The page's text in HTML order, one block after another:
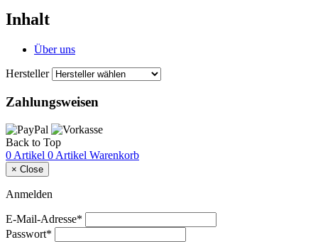
Inhalt
Über uns
Hersteller
Zahlungsweisen
Back to Top
0 Artikel 0 Artikel Warenkorb
× Close
Anmelden
E-Mail-Adresse*
Passwort*